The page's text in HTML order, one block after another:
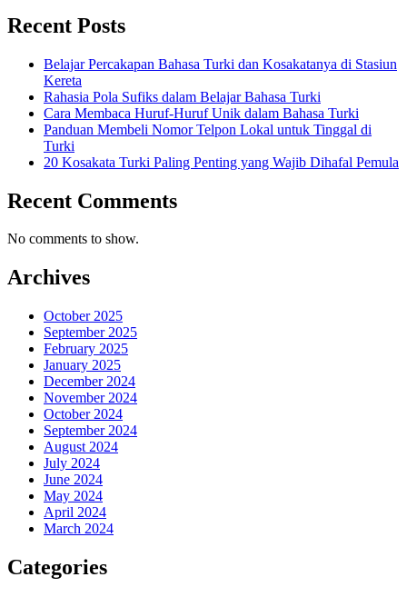
Recent Posts
Belajar Percakapan Bahasa Turki dan Kosakatanya di Stasiun
Kereta
Rahasia Pola Sufiks dalam Belajar Bahasa Turki
Cara Membaca Huruf-Huruf Unik dalam Bahasa Turki
Panduan Membeli Nomor Telpon Lokal untuk Tinggal di
Turki
20 Kosakata Turki Paling Penting yang Wajib Dihafal Pemula
Recent Comments
No comments to show.
Archives
October 2025
September 2025
February 2025
January 2025
December 2024
November 2024
October 2024
September 2024
August 2024
July 2024
June 2024
May 2024
April 2024
March 2024
Categories